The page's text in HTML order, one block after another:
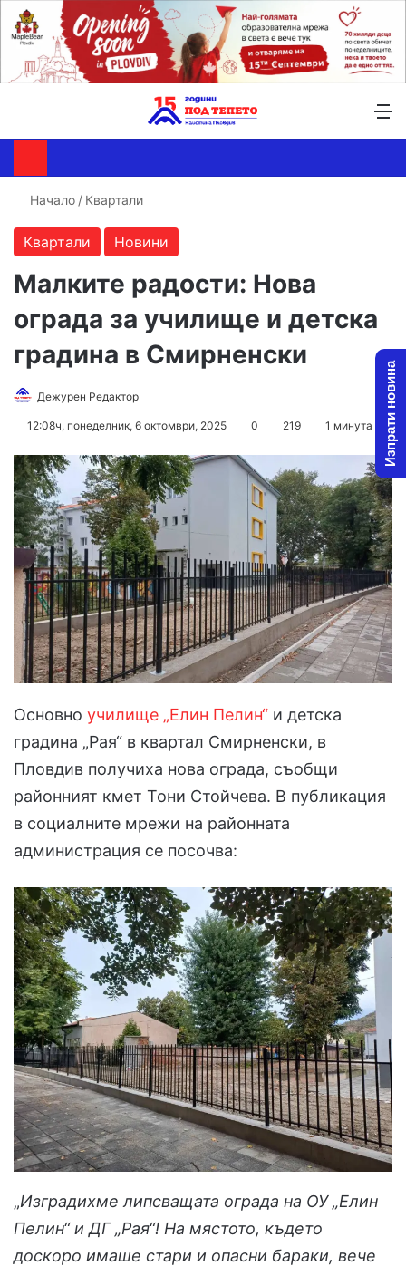
Начало / Квартали
Квартали Новини
Малките радости: Нова
ограда за училище и детска
градина в Смирненски
Дежурен Редактор
12:08ч, понеделник, 6 октомври, 2025 0 219 1 минута
Основно училище „Елин Пелин“ и детска
градина „Рая“ в квартал Смирненски, в
Пловдив получиха нова ограда, съобщи
районният кмет Тони Стойчева. В публикация
в социалните мрежи на районната
администрация се посочва:
„Изградихме липсващата ограда на ОУ „Елин
Пелин“ и ДГ „Рая“! На мястото, където
доскоро имаше стари и опасни бараки, вече
Изпрати новина